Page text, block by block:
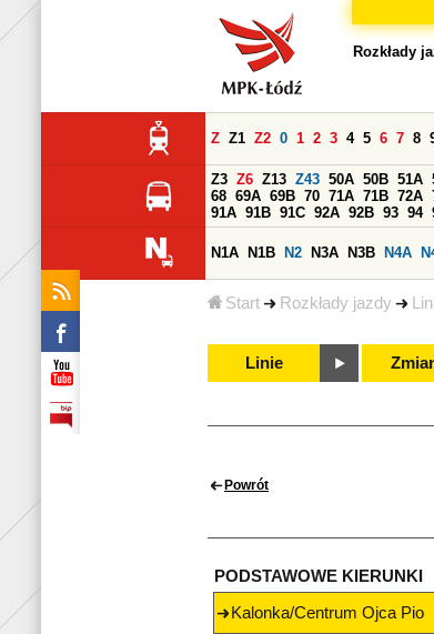
Start Rozkłady jazdy
Rozkłady
Z Z1 Z2 0 1 2 3 4 5 6 7 8
Z3 Z6 Z13 Z43 50A 50B 51A
68 69A 69B 70 71A 71B 72A
91A 91B 91C 92A 92B 93 94
N1A N1B N2 N3A N3B N4A
Linie
Powrót
PODSTAWOWE KIERUNKI
Kalonka/Centrum Ojca Pio